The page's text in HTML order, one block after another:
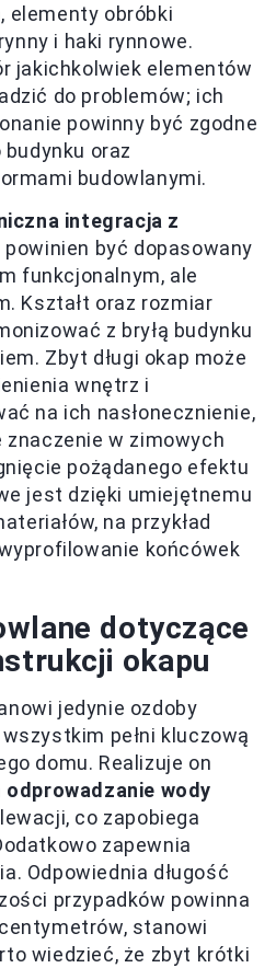
elementy obróbki
i haki rynnowe.
jakichkolwiek elementów
do problemów; ich
powinny być zgodne
oraz
budowlanymi.
integracja z
powinien być dopasowany
funkcjonalnym, ale
Kształt oraz rozmiar
z bryłą budynku
Zbyt długi okap może
wnętrz i
na ich nasłonecznienie,
znaczenie w zimowych
pożądanego efektu
jest dzięki umiejętnemu
na przykład
końcówek
dotyczące
okapu
jedynie ozdoby
pełni kluczową
domu. Realizuje on
odprowadzanie wody
co zapobiega
zapewnia
Odpowiednia długość
przypadków powinna
stanowi
wiedzieć, że zbyt krótki